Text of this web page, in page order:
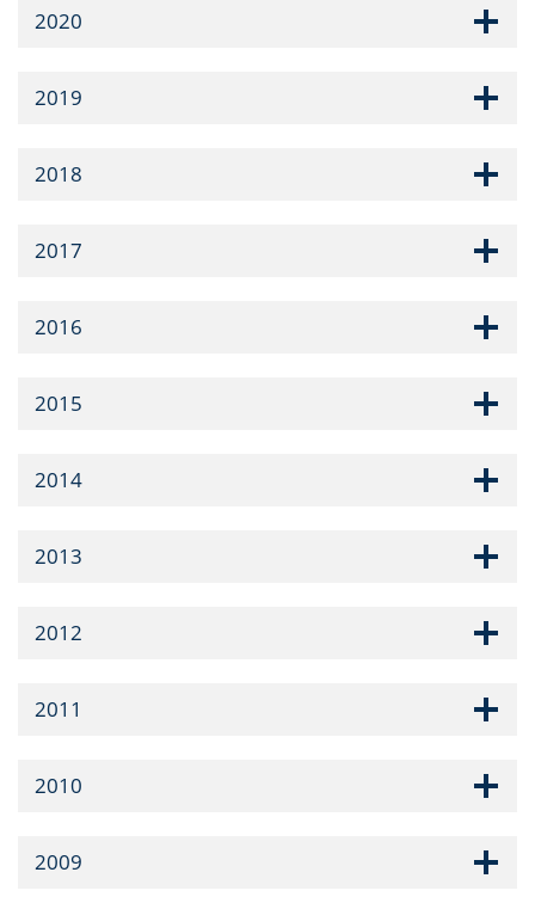
2020
2019
2018
2017
2016
2015
2014
2013
2012
2011
2010
2009